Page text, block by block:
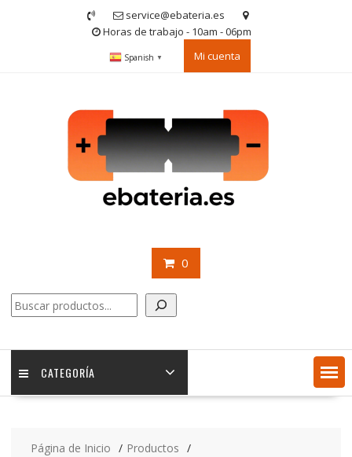
service@ebateria.es
Horas de trabajo - 10am - 06pm
Spanish ▼ Mi cuenta
0
Buscar
CATEGORÍA
Página de Inicio
Productos